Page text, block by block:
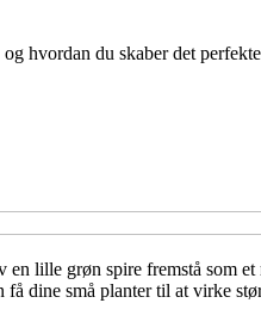
hvordan du skaber det
lille grøn spire fremstå som
dine små planter til at virke